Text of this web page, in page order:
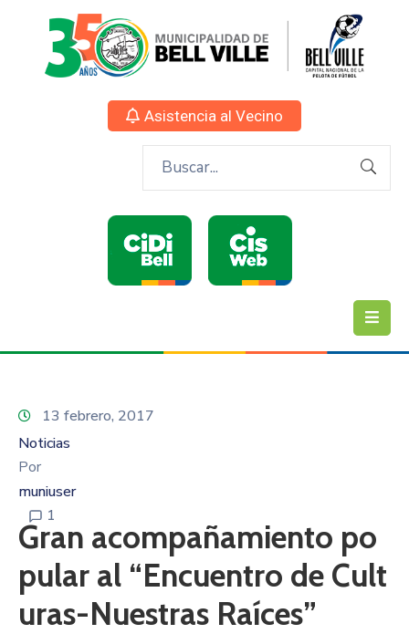
Asistencia al Vecino
13 febrero, 2017
Noticias
Por
muniuser
1
Gran acompañamiento po
pular al “Encuentro de Cult
uras-Nuestras Raíces”